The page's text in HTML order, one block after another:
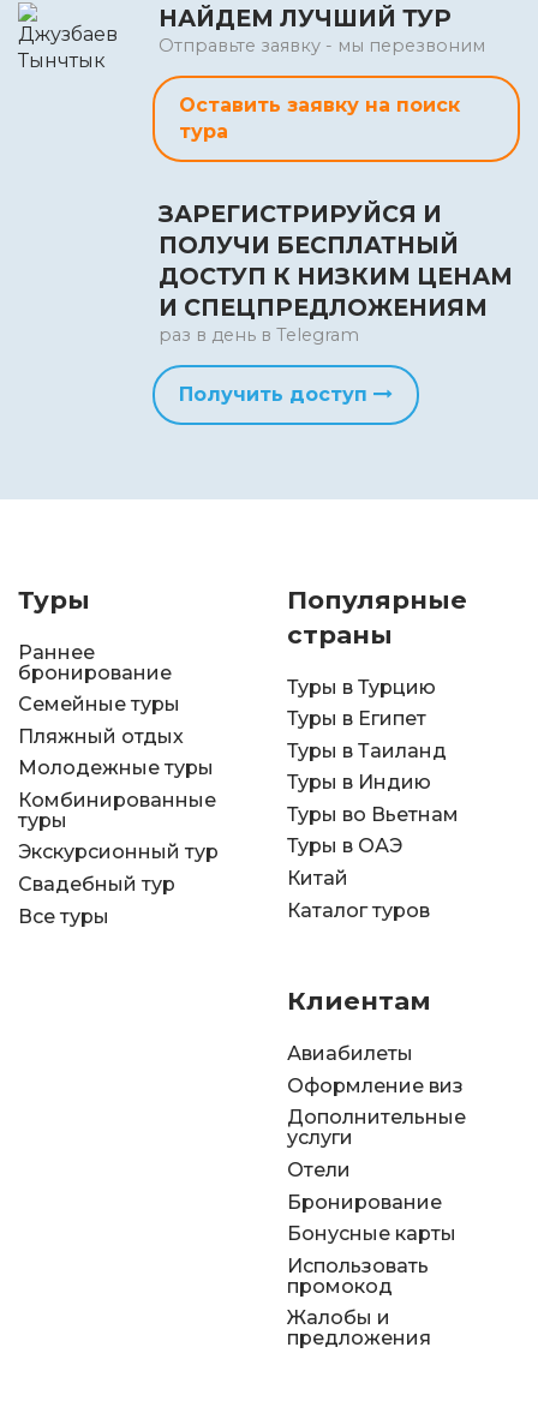
НАЙДЕМ ЛУЧШИЙ ТУР
Отправьте заявку - мы перезвоним
Оставить заявку на поиск
тура
ЗАРЕГИСТРИРУЙСЯ И
ПОЛУЧИ БЕСПЛАТНЫЙ
ДОСТУП К НИЗКИМ ЦЕНАМ
И СПЕЦПРЕДЛОЖЕНИЯМ
раз в день в Telegram
Получить доступ
Туры
Раннее
бронирование
Семейные туры
Пляжный отдых
Молодежные туры
Комбинированные
туры
Экскурсионный тур
Свадебный тур
Все туры
Популярные
страны
Туры в Турцию
Туры в Египет
Туры в Таиланд
Туры в Индию
Туры во Вьетнам
Туры в ОАЭ
Китай
Каталог туров
Клиентам
Авиабилеты
Оформление виз
Дополнительные
услуги
Отели
Бронирование
Бонусные карты
Использовать
промокод
Жалобы и
предложения